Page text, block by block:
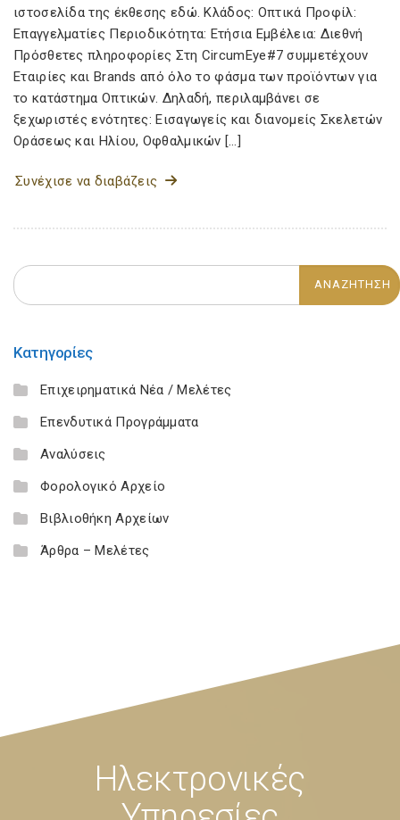
ιστοσελίδα της έκθεσης εδώ. Κλάδος: Οπτικά Προφίλ:
Επαγγελματίες Περιοδικότητα: Ετήσια Εμβέλεια: Διεθνή
Πρόσθετες πληροφορίες Στη CircumEye#7 συμμετέχουν
Εταιρίες και Brands από όλο το φάσμα των προϊόντων για
το κατάστημα Οπτικών. Δηλαδή, περιλαμβάνει σε
ξεχωριστές ενότητες: Εισαγωγείς και διανομείς Σκελετών
Οράσεως και Ηλίου, Οφθαλμικών […]
Συνέχισε να διαβάζεις
Κατηγορίες
Επιχειρηματικά Νέα / Μελέτες
Επενδυτικά Προγράμματα
Αναλύσεις
Φορολογικό Αρχείο
Βιβλιοθήκη Αρχείων
Άρθρα – Μελέτες
Ηλεκτρονικές